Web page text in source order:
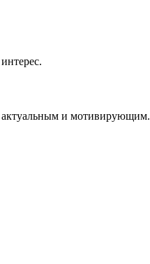
актуальным и мотивирующим.